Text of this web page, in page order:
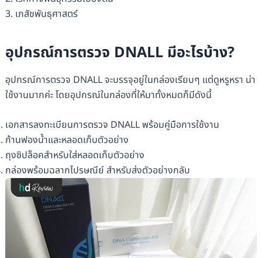
3. เภสัชพันธุศาสตร์
อุปกรณ์การตรวจ DNALL มีอะไรบ้าง?
อุปกรณ์การตรวจ DNALL จะบรรจุอยู่ในกล่องเรียบๆ แต่ดูหรูหรา น่า
ใช้งานมากค่ะ โดยอุปกรณ์ในกล่องที่ให้มาทั้งหมดก็มีดังนี้
เอกสารลงทะเบียนการตรวจ DNALL พร้อมคู่มือการใช้งาน
ก้านฟองน้ำและหลอดเก็บตัวอย่าง
ถุงซิปล็อคสำหรับใส่หลอดเก็บตัวอย่าง
กล่องพร้อมฉลากไปรษณีย์ สำหรับส่งตัวอย่างกลับ